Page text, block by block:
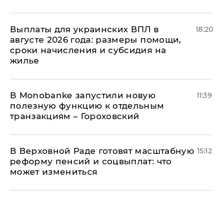
Выплаты для украинских ВПЛ в
августе 2026 года: размеры помощи,
сроки начисления и субсидия на
жилье
18:20
В Мonobankе запустили новую
полезную функцию к отдельным
транзакциям – Гороховский
11:39
В Верховной Раде готовят масштабную
реформу пенсий и соцвыплат: что
может измениться
15:12